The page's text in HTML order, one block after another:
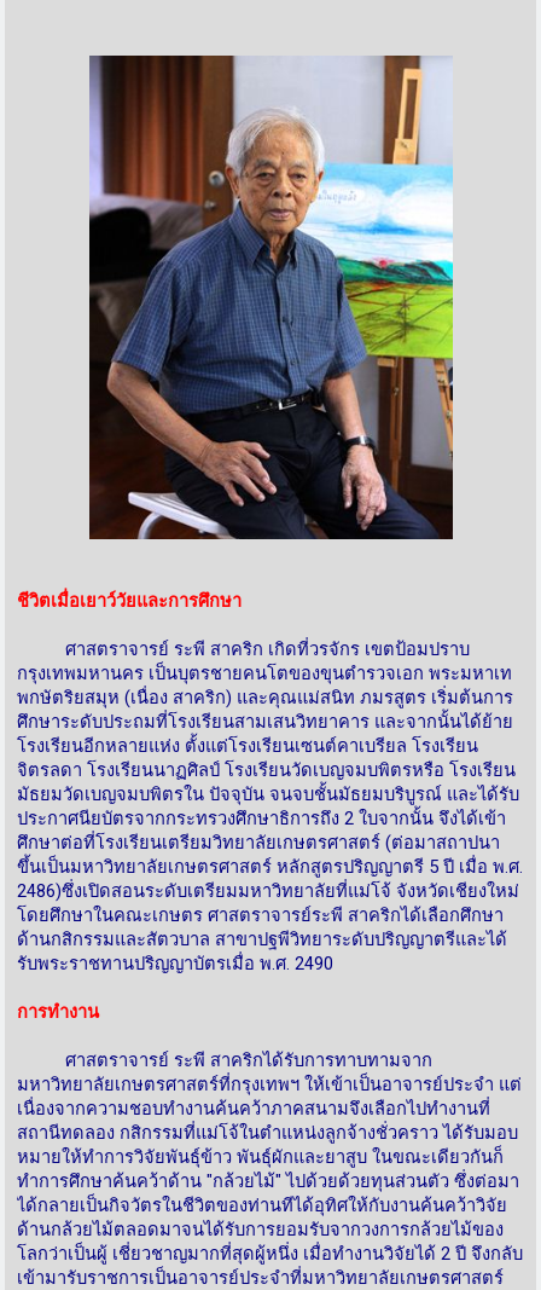
ชีวิตเมื่อเยาว์วัยและการศึกษา
ศาสตราจารย์ ระพี สาคริก เกิดที่วรจักร เขตป้อมปราบ
กรุงเทพมหานคร เป็นบุตรชายคนโตของขุนตำรวจเอก พระมหาเท
พกษัตริยสมุห (เนื่อง สาคริก) และคุณแม่สนิท ภมรสูตร เริ่มต้นการ
ศึกษาระดับประถมที่โรงเรียนสามเสนวิทยาคาร และจากนั้นได้ย้าย
โรงเรียนอีกหลายแห่ง ตั้งแต่โรงเรียนเซนต์คาเบรียล โรงเรียน
จิตรลดา โรงเรียนนาฏศิลป์ โรงเรียนวัดเบญจมบพิตรหรือ โรงเรียน
มัธยมวัดเบญจมบพิตรใน ปัจจุบัน จนจบชั้นมัธยมบริบูรณ์ และได้รับ
ประกาศนียบัตรจากกระทรวงศึกษาธิการถึง 2 ใบจากนั้น จึงได้เข้า
ศึกษาต่อที่โรงเรียนเตรียมวิทยาลัยเกษตรศาสตร์ (ต่อมาสถาปนา
ขึ้นเป็นมหาวิทยาลัยเกษตรศาสตร์ หลักสูตรปริญญาตรี 5 ปี เมื่อ พ.ศ.
2486)ซึ่งเปิดสอนระดับเตรียมมหาวิทยาลัยที่แม่โจ้ จังหวัดเชียงใหม่
โดยศึกษาในคณะเกษตร ศาสตราจารย์ระพี สาคริกได้เลือกศึกษา
ด้านกสิกรรมและสัตวบาล สาขาปฐพีวิทยาระดับปริญญาตรีและได้
รับพระราชทานปริญญาบัตรเมื่อ พ.ศ. 2490
การทำงาน
ศาสตราจารย์ ระพี สาคริกได้รับการทาบทามจาก
มหาวิทยาลัยเกษตรศาสตร์ที่กรุงเทพฯ ให้เข้าเป็นอาจารย์ประจำ แต่
เนื่องจากความชอบทำงานค้นคว้าภาคสนามจึงเลือกไปทำงานที่
สถานีทดลอง กสิกรรมที่แม่โจ้ในตำแหน่งลูกจ้างชั่วคราว ได้รับมอบ
หมายให้ทำการวิจัยพันธุ์ข้าว พันธุ์ผักและยาสูบ ในขณะเดียวกันก็
ทำการศึกษาค้นคว้าด้าน "กล้วยไม้" ไปด้วยด้วยทุนส่วนตัว ซึ่งต่อมา
ได้กลายเป็นกิจวัตรในชีวิตของท่านทีได้อุทิศให้กับงานค้นคว้าวิจัย
ด้านกล้วยไม้ตลอดมาจนได้รับการยอมรับจากวงการกล้วยไม้ของ
โลกว่าเป็นผู้ เชี่ยวชาญมากที่สุดผู้หนึ่ง เมื่อทำงานวิจัยได้ 2 ปี จึงกลับ
เข้ามารับราชการเป็นอาจารย์ประจำที่มหาวิทยาลัยเกษตรศาสตร์